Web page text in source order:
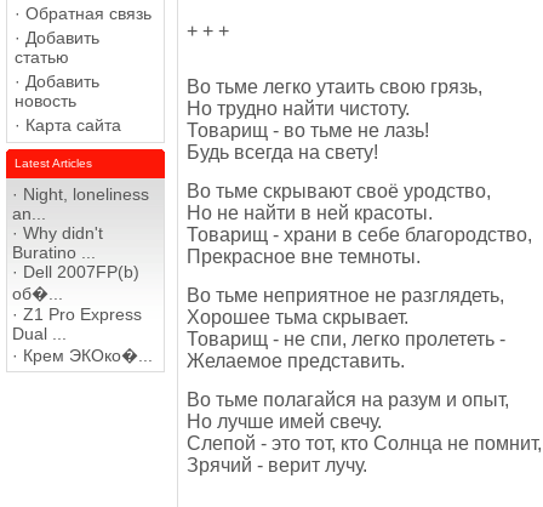
· Обратная связь
· Добавить
статью
· Добавить
новость
· Карта сайта
Latest Articles
· Night, loneliness
an...
· Why didn't
Buratino ...
· Dell 2007FP(b)
об�...
· Z1 Pro Express
Dual ...
· Крем ЭКОко�...
+ + +
Во тьме легко утаить свою грязь,
Но трудно найти чистоту.
Товарищ - во тьме не лазь!
Будь всегда на свету!
Во тьме скрывают своё уродство,
Но не найти в ней красоты.
Товарищ - храни в себе благородство,
Прекрасное вне темноты.
Во тьме неприятное не разглядеть,
Хорошее тьма скрывает.
Товарищ - не спи, легко пролететь -
Желаемое представить.
Во тьме полагайся на разум и опыт,
Но лучше имей свечу.
Слепой - это тот, кто Солнца не помнит,
Зрячий - верит лучу.